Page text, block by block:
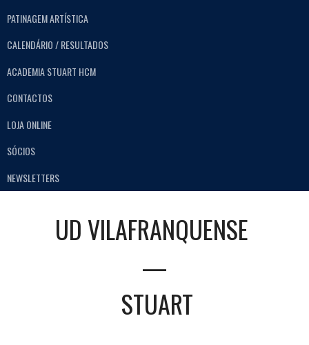
PATINAGEM ARTÍSTICA
CALENDÁRIO / RESULTADOS
ACADEMIA STUART HCM
CONTACTOS
LOJA ONLINE
SÓCIOS
NEWSLETTERS
UD VILAFRANQUENSE
—
STUART